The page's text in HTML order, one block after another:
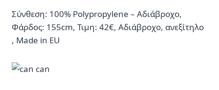
Σύνθεση: 100% Polypropylene – Αδιάβροχο,
Φάρδος: 155cm, Τιμη: 42€, Αδιάβροχο, ανεξίτηλο
, Made in EU